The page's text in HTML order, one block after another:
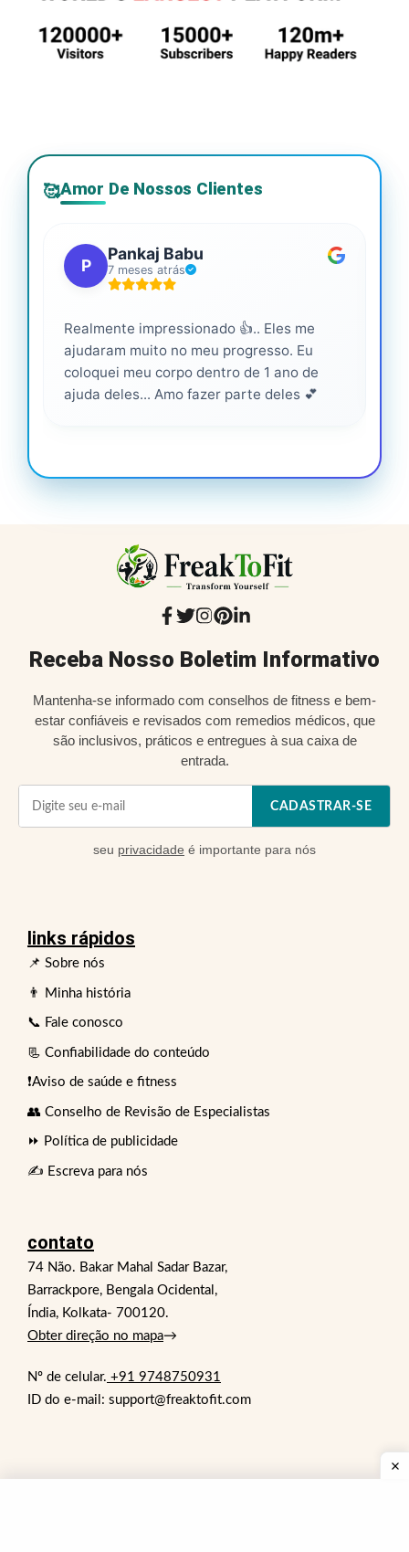
🥰Amor De Nossos Clientes
P
Pankaj Babu
7 meses atrás
Realmente impressionado 👍.. Eles me
ajudaram muito no meu progresso. Eu
coloquei meu corpo dentro de 1 ano de
ajuda deles... Amo fazer parte deles 💕
Receba Nosso Boletim Informativo
Mantenha-se informado com conselhos de fitness e bem-
estar confiáveis e revisados com remedios médicos, que
são inclusivos, práticos e entregues à sua caixa de
entrada.
CADASTRAR-SE
seu privacidade é importante para nós
links rápidos
📌 Sobre nós
👨 Minha história
📞 Fale conosco
📃 Confiabilidade do conteúdo
❗Aviso de saúde e fitness
👥 Conselho de Revisão de Especialistas
⏩ Política de publicidade
✍️ Escreva para nós
contato
74 Não. Bakar Mahal Sadar Bazar,
Barrackpore, Bengala Ocidental,
Índia, Kolkata- 700120.
Obter direção no mapa→
Nº de celular. +91 9748750931
ID do e-mail: support@freaktofit.com